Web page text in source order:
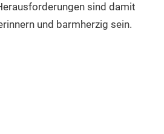
sind damit
und barmherzig sein.